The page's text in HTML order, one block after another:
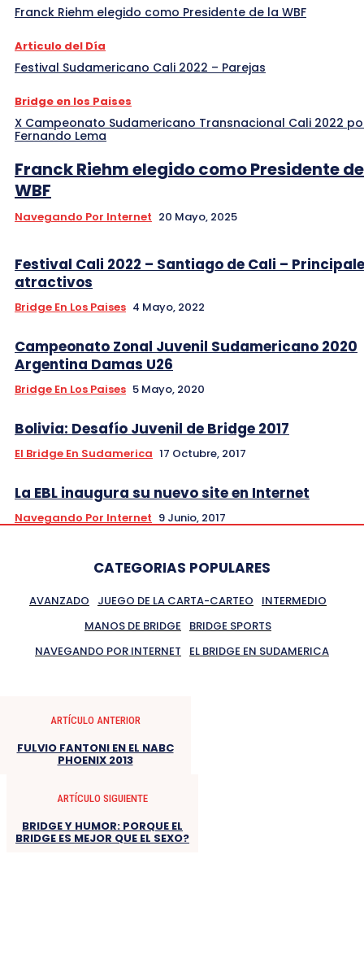
Franck Riehm elegido como Presidente de la WBF
Articulo del Día
Festival Sudamericano Cali 2022 – Parejas
Bridge en los Paises
X Campeonato Sudamericano Transnacional Cali 2022
Fernando Lema
Franck Riehm elegido como Presidente
WBF
Navegando Por Internet 20 Mayo, 2025
Festival Cali 2022 – Santiago de Cali –
atractivos
Bridge En Los Paises 4 Mayo, 2022
Campeonato Zonal Juvenil Sudamericano 2020
Argentina Damas U26
Bridge En Los Paises 5 Mayo, 2020
Bolivia: Desafío Juvenil de Bridge 2017
El Bridge En Sudamerica 17 Octubre, 2017
La EBL inaugura su nuevo site en Internet
Navegando Por Internet 9 Junio, 2017
CATEGORIAS POPULARES
AVANZADO JUEGO DE LA CARTA-CARTEO
INTERMEDIO
MANOS DE BRIDGE
BRIDGE SPORTS
NAVEGANDO POR INTERNET
EL BRIDGE EN SUDAMERICA
ARTÍCULO ANTERIOR
FULVIO FANTONI EN EL NABC
PHOENIX 2013
ARTÍCULO SIGUIENTE
BRIDGE Y HUMOR: PORQUE EL
BRIDGE ES MEJOR QUE EL SEXO?